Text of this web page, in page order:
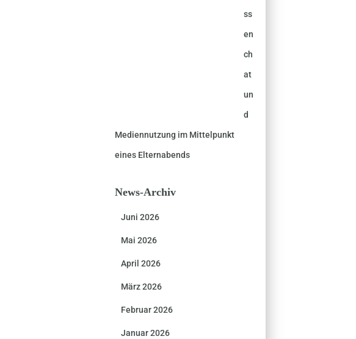
ss
en
ch
at
un
d
Mediennutzung im Mittelpunkt
eines Elternabends
News-Archiv
Juni 2026
Mai 2026
April 2026
März 2026
Februar 2026
Januar 2026